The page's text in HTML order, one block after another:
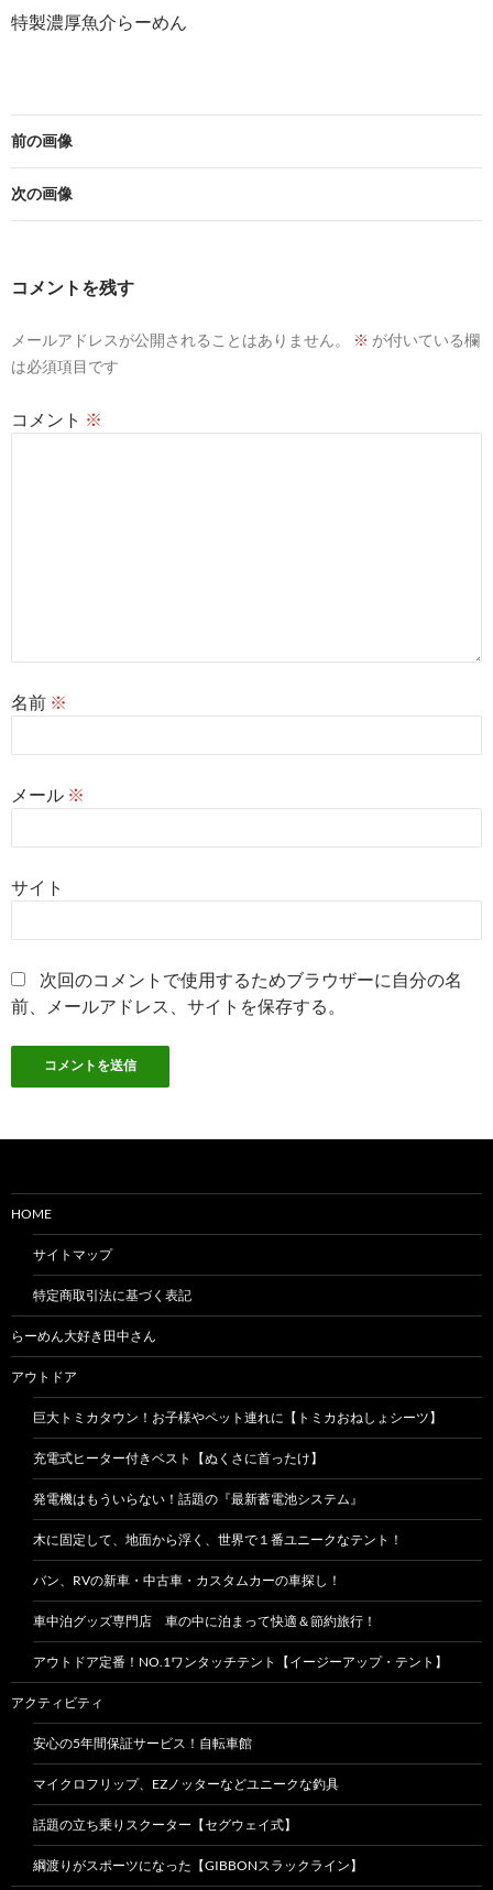
特製濃厚魚介らーめん
前の画像
次の画像
コメントを残す
メールアドレスが公開されることはありません。 ※ が付いている欄
は必須項目です
コメント ※
名前 ※
メール ※
サイト
次回のコメントで使用するためブラウザーに自分の名
前、メールアドレス、サイトを保存する。
HOME
サイトマップ
特定商取引法に基づく表記
らーめん大好き田中さん
アウトドア
巨大トミカタウン！お子様やペット連れに【トミカおねしょシーツ】
充電式ヒーター付きベスト【ぬくさに首ったけ】
発電機はもういらない！話題の『最新蓄電池システム』
木に固定して、地面から浮く、世界で１番ユニークなテント！
バン、RVの新車・中古車・カスタムカーの車探し！
車中泊グッズ専門店 車の中に泊まって快適＆節約旅行！
アウトドア定番！NO.1ワンタッチテント【イージーアップ・テント】
アクティビティ
安心の5年間保証サービス！自転車館
マイクロフリップ、EZノッターなどユニークな釣具
話題の立ち乗りスクーター【セグウェイ式】
綱渡りがスポーツになった【GIBBONスラックライン】